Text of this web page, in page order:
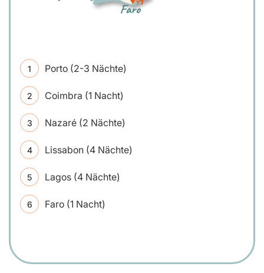
Porto (2-3 Nächte)
Coimbra (1 Nacht)
Nazaré (2 Nächte)
Lissabon (4 Nächte)
Lagos (4 Nächte)
Faro (1 Nacht)